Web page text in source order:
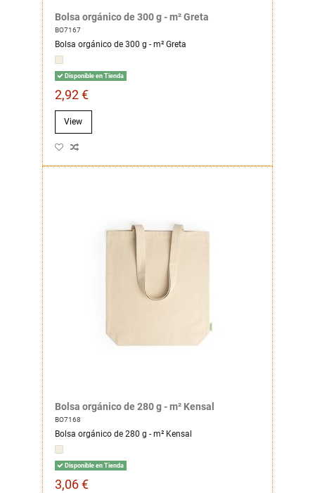
Bolsa orgánico de 300 g - m² Greta
BO7167
Bolsa orgánico de 300 g - m² Greta
Disponible en Tienda
2,92 €
View
Bolsa orgánico de 280 g - m² Kensal
BO7168
Bolsa orgánico de 280 g - m² Kensal
Disponible en Tienda
3,06 €